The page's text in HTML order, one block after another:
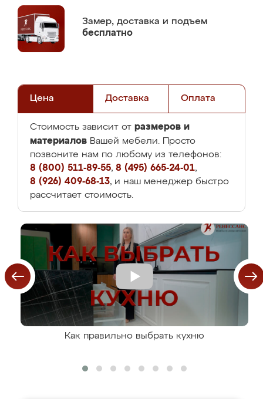
Замер, доставка и подъем
бесплатно
Цена Доставка Оплата
Стоимость зависит от размеров и
материалов Вашей мебели. Просто
позвоните нам по любому из телефонов:
8 (800) 511-89-55, 8 (495) 665-24-01,
8 (926) 409-68-13, и наш менеджер быстро
рассчитает стоимость.
Как правильно выбрать кухню